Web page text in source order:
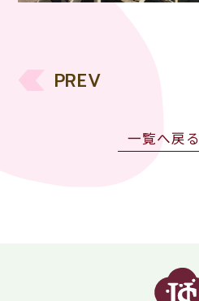
PREV
一覧へ戻る